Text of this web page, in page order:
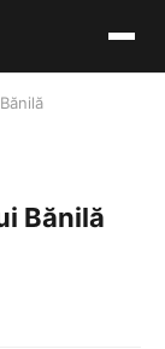
Bănilă